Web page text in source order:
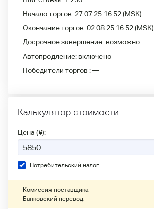
Начало торгов: 27.07.25 16:52(MSK)
Окончание торгов:02.08.25 16:52(MSK)
Досрочное завершение: возможно
Автопродление: включено
Победители
торгов :—
Калькулятор стоимости
Цена (¥):
Потребительский налог
Комиссия поставщика:
Банковский перевод: